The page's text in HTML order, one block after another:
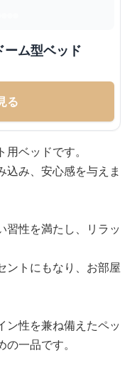
ム型ベッド
る
ベッドです。
込み、安心感を与えま
習性を満たし、リラッ
ントにもなり、お部屋
ン性を兼ね備えたペッ
一品です。